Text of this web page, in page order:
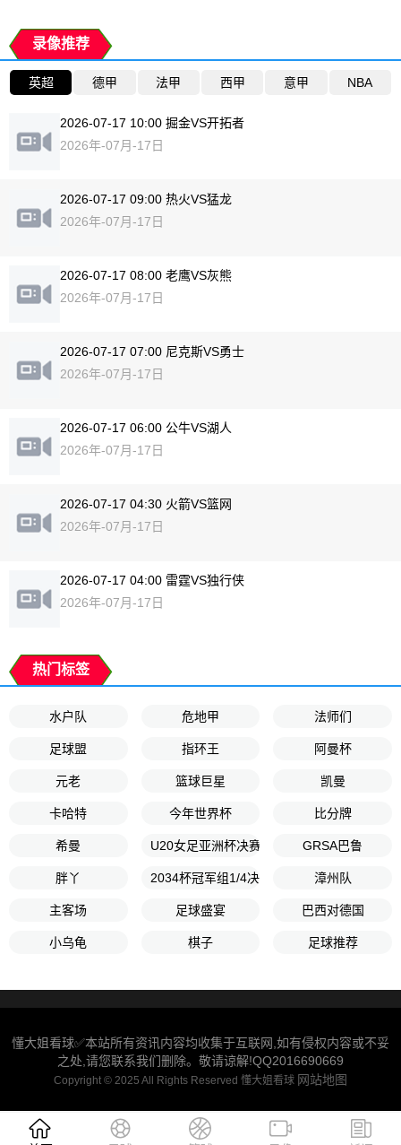
录像推荐
英超 德甲 法甲 西甲 意甲 NBA
2026-07-17 10:00 掘金VS开拓者
2026年-07月-17日
2026-07-17 09:00 热火VS猛龙
2026年-07月-17日
2026-07-17 08:00 老鹰VS灰熊
2026年-07月-17日
2026-07-17 07:00 尼克斯VS勇士
2026年-07月-17日
2026-07-17 06:00 公牛VS湖人
2026年-07月-17日
2026-07-17 04:30 火箭VS篮网
2026年-07月-17日
2026-07-17 04:00 雷霆VS独行侠
2026年-07月-17日
热门标签
水户队 危地甲 法师们
足球盟 指环王 阿曼杯
元老 篮球巨星 凯曼
卡哈特 今年世界杯 比分牌
希曼 U20女足亚洲杯决赛 GRSA巴鲁
胖丫 2034杯冠军组1/4决赛 漳州队
主客场 足球盛宴 巴西对德国
小乌龟 棋子 足球推荐
懂大姐看球✅本站所有资讯内容均收集于互联网,如有侵权内容或不妥
之处,请您联系我们删除。敬请谅解!QQ2016690669
Copyright © 2025 All Rights Reserved 懂大姐看球 网站地图